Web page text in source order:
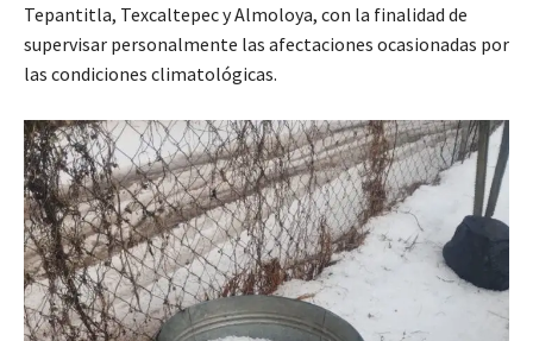
Tepantitla, Texcaltepec y Almoloya, con la finalidad de
supervisar personalmente las afectaciones ocasionadas por
las condiciones climatológicas.